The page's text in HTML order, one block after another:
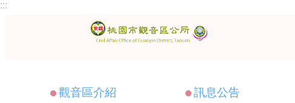
跳到主要內容區塊
:::
觀音區介紹 訊息公告